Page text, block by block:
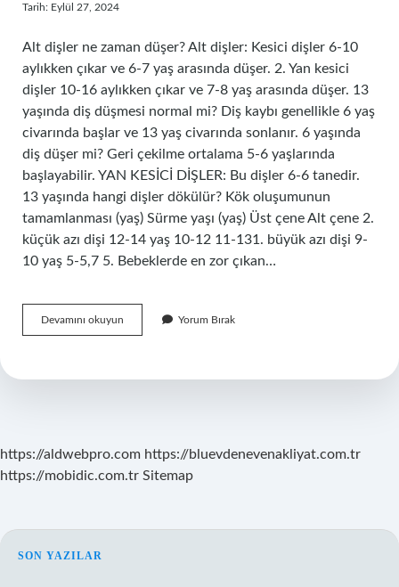
Tarih: Eylül 27, 2024
Alt dişler ne zaman düşer? Alt dişler: Kesici dişler 6-10
aylıkken çıkar ve 6-7 yaş arasında düşer. 2. Yan kesici
dişler 10-16 aylıkken çıkar ve 7-8 yaş arasında düşer. 13
yaşında diş düşmesi normal mi? Diş kaybı genellikle 6 yaş
civarında başlar ve 13 yaş civarında sonlanır. 6 yaşında
diş düşer mi? Geri çekilme ortalama 5-6 yaşlarında
başlayabilir. YAN KESİCİ DİŞLER: Bu dişler 6-6 tanedir.
13 yaşında hangi dişler dökülür? Kök oluşumunun
tamamlanması (yaş) Sürme yaşı (yaş) Üst çene Alt çene 2.
küçük azı dişi 12-14 yaş 10-12 11-131. büyük azı dişi 9-
10 yaş 5-5,7 5. Bebeklerde en zor çıkan…
Devamını okuyun
Diş
Düşer
Yorum Bırak
https://aldwebpro.com https://bluevdenevenakliyat.com.tr
https://mobidic.com.tr Sitemap
SIDEBAR
SON YAZILAR